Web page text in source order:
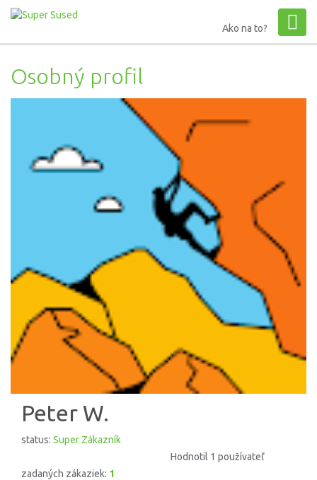
Ako na to?
Osobný profil
Peter W.
status: Super Zákazník
Hodnotil 1 používateľ
zadaných zákaziek: 1